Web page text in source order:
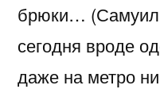
брюки…
сегодня вроде
даже на метро